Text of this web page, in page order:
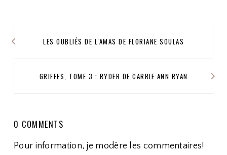
LES OUBLIÉS DE L'AMAS DE FLORIANE SOULAS
GRIFFES, TOME 3 : RYDER DE CARRIE ANN RYAN
0 COMMENTS
Pour information, je modère les commentaires!